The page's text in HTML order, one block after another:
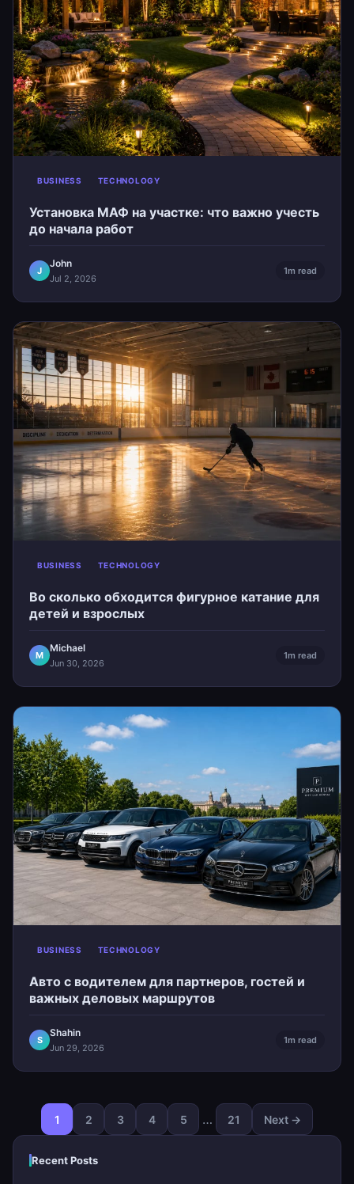
BUSINESS TECHNOLOGY
Установка МАФ на участке: что важно учесть
до начала работ
J
John
Jul 2, 2026
1m read
BUSINESS TECHNOLOGY
Во сколько обходится фигурное катание для
детей и взрослых
M
Michael
Jun 30, 2026
1m read
BUSINESS TECHNOLOGY
Авто с водителем для партнеров, гостей и
важных деловых маршрутов
S
Shahin
Jun 29, 2026
1m read
1 2 3 4 5 … 21 Next →
Recent Posts